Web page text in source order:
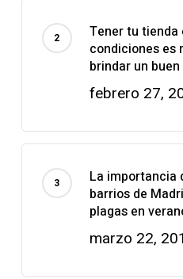
Tener tu tienda
condiciones es
brindar un
febrero 27,
La importancia
barrios de
plagas en
marzo 22,